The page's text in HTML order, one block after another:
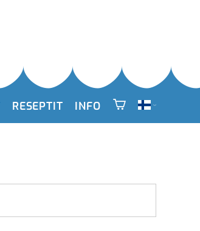
RESEPTIT INFO